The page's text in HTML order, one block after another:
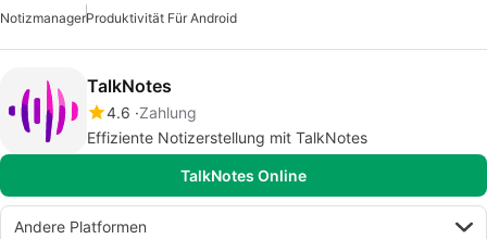
NotizmanagerProduktivität Für Android
TalkNotes
4.6 Zahlung
Effiziente Notizerstellung mit TalkNotes
TalkNotes Online
Andere Platformen